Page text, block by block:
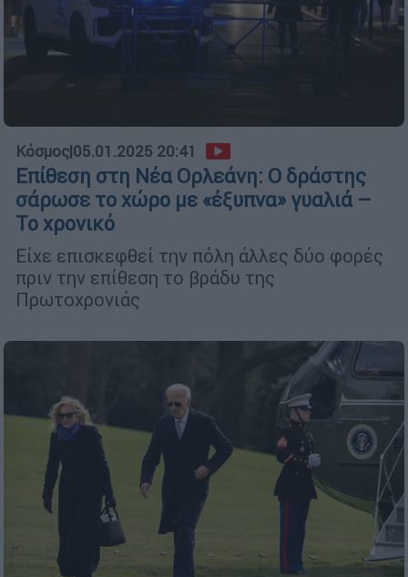
Κόσμος|05.01.2025 20:41
Επίθεση στη Νέα Ορλεάνη: Ο δράστης
σάρωσε το χώρο με «έξυπνα» γυαλιά –
Το χρονικό
Είχε επισκεφθεί την πόλη άλλες δύο φορές
πριν την επίθεση το βράδυ της
Πρωτοχρονιάς